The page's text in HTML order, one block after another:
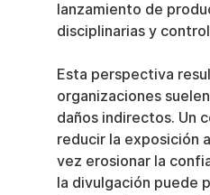
lanzamiento de
disciplinarias y
Esta perspectiva
organizaciones
daños indirectos. Un
reducir la exposición
vez erosionar la
la divulgación puede